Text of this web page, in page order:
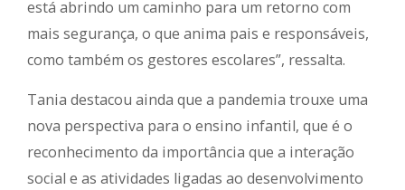
está abrindo um caminho para um retorno com
mais segurança, o que anima pais e responsáveis,
como também os gestores escolares”, ressalta.
Tania destacou ainda que a pandemia trouxe uma
nova perspectiva para o ensino infantil, que é o
reconhecimento da importância que a interação
social e as atividades ligadas ao desenvolvimento